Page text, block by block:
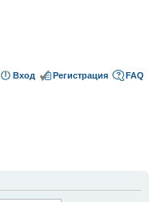
FAQ
Регистрация
Вход